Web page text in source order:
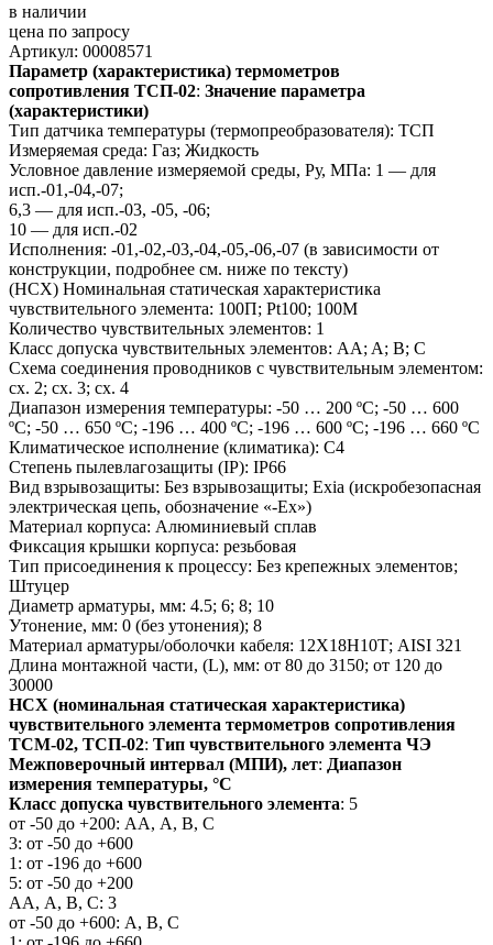
в наличии
цена по запросу
Артикул: 00008571
Параметр (характеристика) термометров
сопротивления ТСП-02: Значение параметра
(характеристики)
Тип датчика температуры (термопреобразователя): ТСП
Измеряемая среда: Газ; Жидкость
Условное давление измеряемой среды, Ру, МПа: 1 — для
исп.-01,-04,-07;
6,3 — для исп.-03, -05, -06;
10 — для исп.-02
Исполнения: -01,-02,-03,-04,-05,-06,-07 (в зависимости от
конструкции, подробнее см. ниже по тексту)
(НСХ) Номинальная статическая характеристика
чувствительного элемента: 100П; Pt100; 100М
Количество чувствительных элементов: 1
Класс допуска чувствительных элементов: AA; A; B; C
Схема соединения проводников с чувствительным элементом:
сх. 2; сх. 3; сх. 4
Диапазон измерения температуры: -50 … 200 ºC; -50 … 600
ºC; -50 … 650 ºC; -196 … 400 ºC; -196 … 600 ºC; -196 … 660 ºC
Климатическое исполнение (климатика): С4
Степень пылевлагозащиты (IP): IP66
Вид взрывозащиты: Без взрывозащиты; Exia (искробезопасная
электрическая цепь, обозначение «-Ех»)
Материал корпуса: Алюминиевый сплав
Фиксация крышки корпуса: резьбовая
Тип присоединения к процессу: Без крепежных элементов;
Штуцер
Диаметр арматуры, мм: 4.5; 6; 8; 10
Утонение, мм: 0 (без утонения); 8
Материал арматуры/оболочки кабеля: 12Х18Н10Т; AISI 321
Длина монтажной части, (L), мм: от 80 до 3150; от 120 до
30000
НСХ (номинальная статическая характеристика)
чувствительного элемента термометров сопротивления
ТСМ-02, ТСП-02: Тип чувствительного элемента ЧЭ
Межповерочный интервал (МПИ), лет: Диапазон
измерения температуры, °С
Класс допуска чувствительного элемента: 5
от -50 до +200: АА, А, В, С
3: от -50 до +600
1: от -196 до +600
5: от -50 до +200
АА, А, В, С: 3
от -50 до +600: А, В, С